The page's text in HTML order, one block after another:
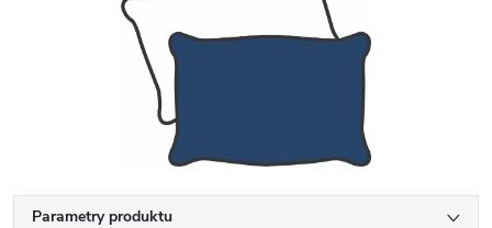
Parametry produktu